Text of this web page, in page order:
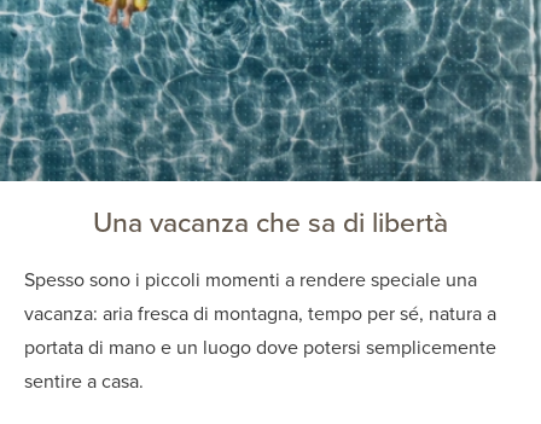
Una vacanza che sa di libertà
Spesso sono i piccoli momenti a rendere speciale una
vacanza: aria fresca di montagna, tempo per sé, natura a
portata di mano e un luogo dove potersi semplicemente
sentire a casa.